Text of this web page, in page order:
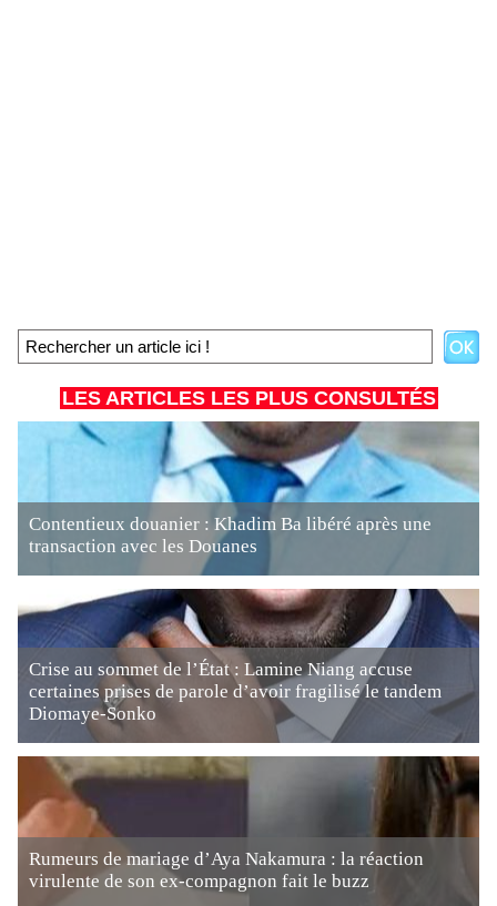
LES ARTICLES LES PLUS CONSULTÉS
Contentieux douanier : Khadim Ba libéré après une
transaction avec les Douanes
Crise au sommet de l’État : Lamine Niang accuse
certaines prises de parole d’avoir fragilisé le tandem
Diomaye-Sonko
Rumeurs de mariage d’Aya Nakamura : la réaction
virulente de son ex-compagnon fait le buzz